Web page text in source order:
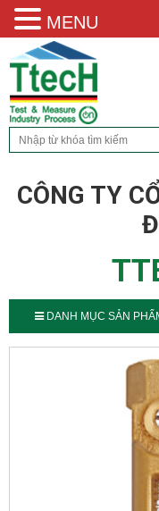
CÔNG TY
DANH MỤC SẢN
MENU